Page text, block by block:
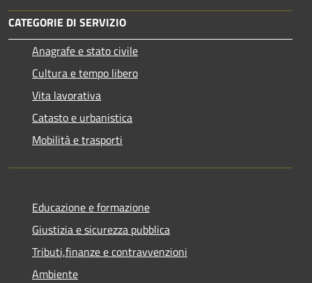
CATEGORIE DI SERVIZIO
Anagrafe e stato civile
Cultura e tempo libero
Vita lavorativa
Catasto e urbanistica
Mobilità e trasporti
Educazione e formazione
Giustizia e sicurezza pubblica
Tributi,finanze e contravvenzioni
Ambiente